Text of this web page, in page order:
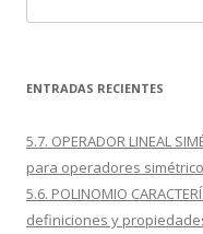
ENTRADAS RECIENTES
5.7. OPERADOR LINEAL
para operadores
5.6. POLINOMIO
definiciones y